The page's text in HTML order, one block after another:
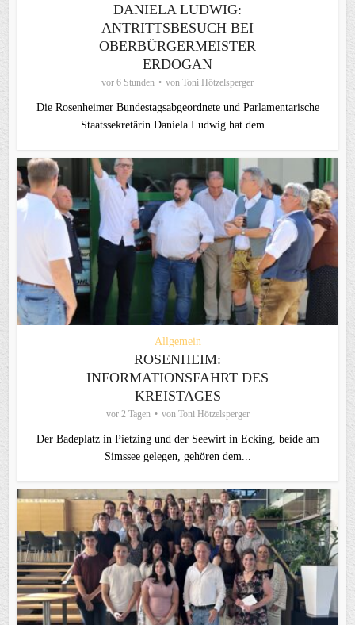
DANIELA LUDWIG:
ANTRITTSBESUCH BEI
OBERBÜRGERMEISTER
ERDOGAN
vor 6 Stunden von Toni Hötzelsperger
Die Rosenheimer Bundestagsabgeordnete und Parlamentarische
Staatssekretärin Daniela Ludwig hat dem...
Allgemein
ROSENHEIM:
INFORMATIONSFAHRT DES
KREISTAGES
vor 2 Tagen von Toni Hötzelsperger
Der Badeplatz in Pietzing und der Seewirt in Ecking, beide am
Simssee gelegen, gehören dem...